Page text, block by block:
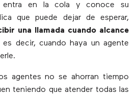
entra en la cola y conoce su
que puede dejar de esperar,
una llamada cuando alcance
es decir, cuando haya un agente
agentes no se ahorran tiempo
teniendo que atender todas las